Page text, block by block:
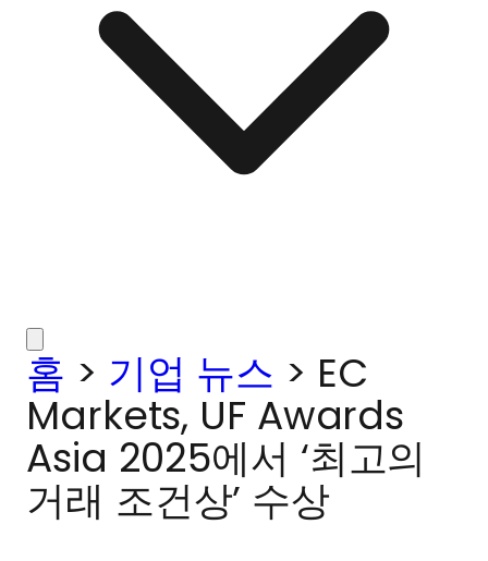
홈 > 기업 뉴스 > EC
Markets, UF Awards
Asia 2025에서 ‘최고의
거래 조건상’ 수상